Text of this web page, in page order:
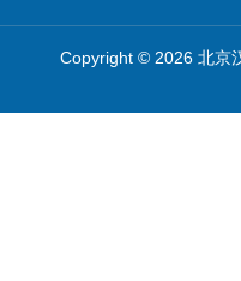
Copyright © 2026 北京